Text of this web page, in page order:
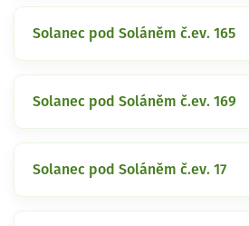
Solanec pod Soláněm č.ev. 165
Solanec pod Soláněm č.ev. 169
Solanec pod Soláněm č.ev. 17